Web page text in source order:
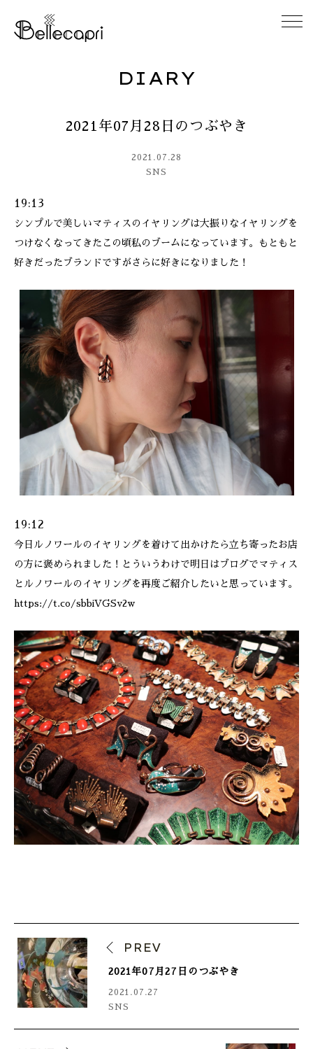
ABOUT
ACCESS
DIARY
ONLINE SHOP
DIARY
2021年07月28日のつぶやき
2021.07.28
SNS
19:13
シンプルで美しいマティスのイヤリングは大振りなイヤリングを
つけなくなってきたこの頃私のブームになっています。もともと
好きだったブランドですがさらに好きになりました！
19:12
今日ルノワールのイヤリングを着けて出かけたら立ち寄ったお店
の方に褒められました！とういうわけで明日はブログでマティス
とルノワールのイヤリングを再度ご紹介したいと思っています。
https://t.co/sbbiVGSv2w
PREV
2021年07月27日のつぶやき
2021.07.27
SNS